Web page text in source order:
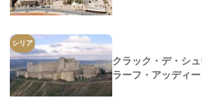
シリア
クラック・デ・シ
ラーフ・アッディ